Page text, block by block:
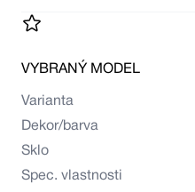
VYBRANÝ MODEL
Varianta
Dekor/barva
Sklo
Spec. vlastnosti